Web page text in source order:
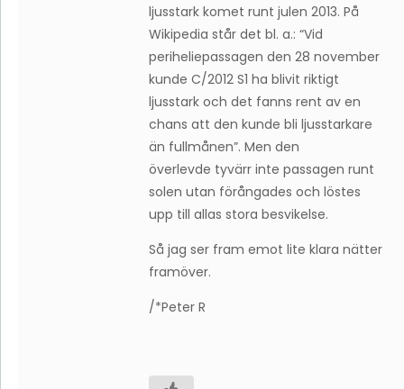
ljusstark komet runt julen 2013. På
Wikipedia står det bl. a.: “Vid
periheliepassagen den 28 november
kunde C/2012 S1 ha blivit riktigt
ljusstark och det fanns rent av en
chans att den kunde bli ljusstarkare
än fullmånen”. Men den
överlevde tyvärr inte passagen runt
solen utan förångades och löstes
upp till allas stora besvikelse.
Så jag ser fram emot lite klara nätter
framöver.
/*Peter R